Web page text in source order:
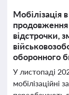
Мобілізація
продовження
відстрочки,
оборонного
У листопаді
мобілізаційні